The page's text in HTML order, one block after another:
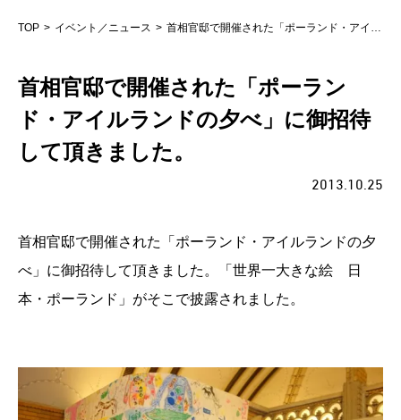
TOP イベント／ニュース 首相官邸で開催された「ポーランド・アイルランドの夕べ」に御招待して頂きました。
首相官邸で開催された「ポーラン
ド・アイルランドの夕べ」に御招待
して頂きました。
2013.10.25
首相官邸で開催された「ポーランド・アイルランドの夕
べ」に御招待して頂きました。「世界一大きな絵 日
本・ポーランド」がそこで披露されました。